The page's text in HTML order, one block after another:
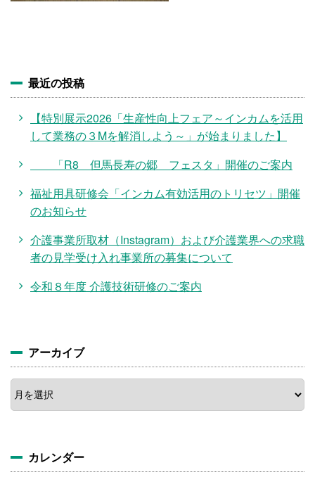
最近の投稿
【特別展示2026「生産性向上フェア～インカムを活用
して業務の３Mを解消しよう～」が始まりました】
「R8 但馬長寿の郷 フェスタ」開催のご案内
福祉用具研修会「インカム有効活用のトリセツ」開催
のお知らせ
介護事業所取材（Instagram）および介護業界への求職
者の見学受け入れ事業所の募集について
令和８年度 介護技術研修のご案内
アーカイブ
ア
ー
カ
カレンダー